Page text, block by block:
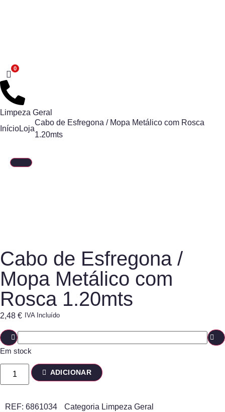
Limpeza Geral
InícioLoja
Cabo de Esfregona / Mopa Metálico com Rosca
1.20mts
Cabo de Esfregona /
Mopa Metálico com
Rosca 1.20mts
2,48 € IVA Incluído
Em stock
ADICIONAR
REF: 6861034 Categoria Limpeza Geral